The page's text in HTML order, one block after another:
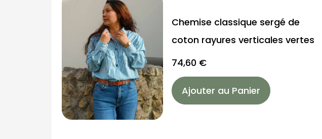
Chemise classique sergé de
coton rayures verticales vertes
74,60 €
Ajouter au Panier